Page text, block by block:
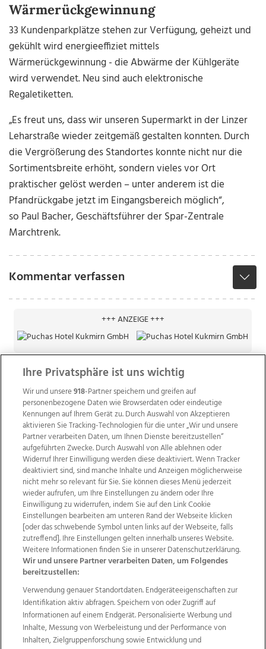
Wärmerückgewinnung
33 Kundenparkplätze stehen zur Verfügung, geheizt und
gekühlt wird energieeffiziet mittels
Wärmerückgewinnung - die Abwärme der Kühlgeräte
wird verwendet. Neu sind auch elektronische
Regaletiketten.
„Es freut uns, dass wir unseren Supermarkt in der Linzer
Leharstraße wieder zeitgemäß gestalten konnten. Durch
die Vergrößerung des Standortes konnte nicht nur die
Sortimentsbreite erhöht, sondern vieles vor Ort
praktischer gelöst werden – unter anderem ist die
Pfandrückgabe jetzt im Eingangsbereich möglich“,
so Paul Bacher, Geschäftsführer der Spar-Zentrale
Marchtrenk.
Kommentar verfassen
+++ ANZEIGE +++
Wir über uns Mediadaten Kontakt
Jobs
Datenschutz
Impressum
AGB Anzeigekunden
AGB Website
Ehrenkodex Politische Werbung
Weitere Angebote des Medienhauses Wimmer
TV1 di-mog-i.at OÖNow
Ischler Woche
Life Radio
OÖNachrichten
OÖN Immobilien
OÖN Karriere
OÖN Reise
Promenaden Galerien
Regionaljobs
wasistlos.at wirtrauern.at
Ihre Privatsphäre ist uns wichtig
Wir und unsere918-Partner speichern und greifen auf
personenbezogene Daten wie Browserdaten oder eindeutige
Kennungen auf Ihrem Gerät zu. Durch Auswahl von Akzeptieren
aktivieren Sie Tracking-Technologien für die unter „Wir und unsere
Partner verarbeiten Daten, um Ihnen Dienste bereitzustellen“
aufgeführten Zwecke. Durch Auswahl von Alle ablehnen oder
Widerruf Ihrer Einwilligung werden diese deaktiviert. Wenn Tracker
deaktiviert sind, sind manche Inhalte und Anzeigen möglicherweise
nicht mehr so relevant für Sie. Sie können dieses Menü jederzeit
wieder aufrufen, um Ihre Einstellungen zu ändern oder Ihre
Einwilligung zu widerrufen, indem Sie auf den Link Cookie
Einstellungen bearbeiten am unteren Rand der Webseite klicken
[oder das schwebende Symbol unten links auf der Webseite, falls
zutreffend]. Ihre Einstellungen gelten innerhalb unseres Website.
Weitere Informationen finden Sie in unserer Datenschutzerklärung.
Wir und unsere Partner verarbeiten Daten, um Folgendes
bereitzustellen:
Verwendung genauer Standortdaten. Endgeräteeigenschaften zur
Identifikation aktiv abfragen. Speichern von oder Zugriff auf
Informationen auf einem Endgerät. Personalisierte Werbung und
Inhalte, Messung von Werbeleistung und der Performance von
Inhalten, Zielgruppenforschung sowie Entwicklung und